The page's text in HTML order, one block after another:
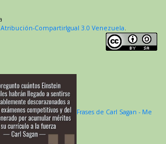
CompartirIgual 3.0 Venezuela.
Frases de Carl Sagan - Me